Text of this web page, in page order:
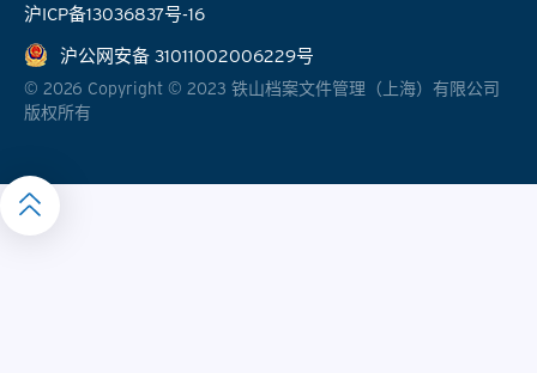
沪ICP备13036837号-16
沪公网安备 31011002006229号
© 2026 Copyright © 2023 铁山档案文件管理（上海）有限公司
版权所有